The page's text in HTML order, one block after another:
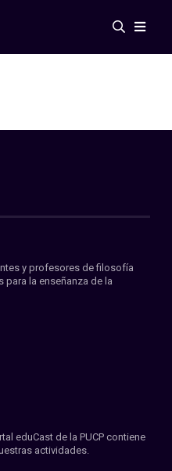
y profesores de filosofía
la enseñanza de la
eduCast de la PUCP contiene
actividades.